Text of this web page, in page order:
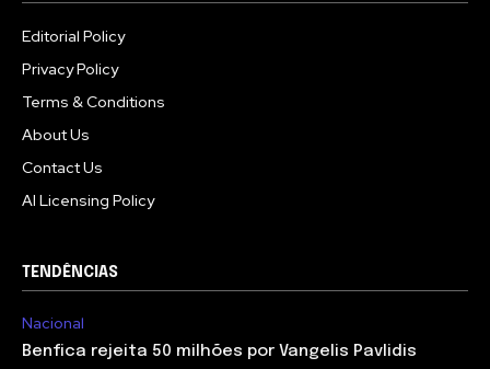
Editorial Policy
Privacy Policy
Terms & Conditions
About Us
Contact Us
AI Licensing Policy
TENDÊNCIAS
Nacional
Benfica rejeita 50 milhões por Vangelis Pavlidis